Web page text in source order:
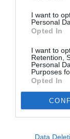
I want to
Personal
Opted In
I want to
Retention,
Personal
Purposes
Opted In
Data
mulţumită de
orchestra şi-a
Articolul
Violată în
Următorul articol
În cetatea